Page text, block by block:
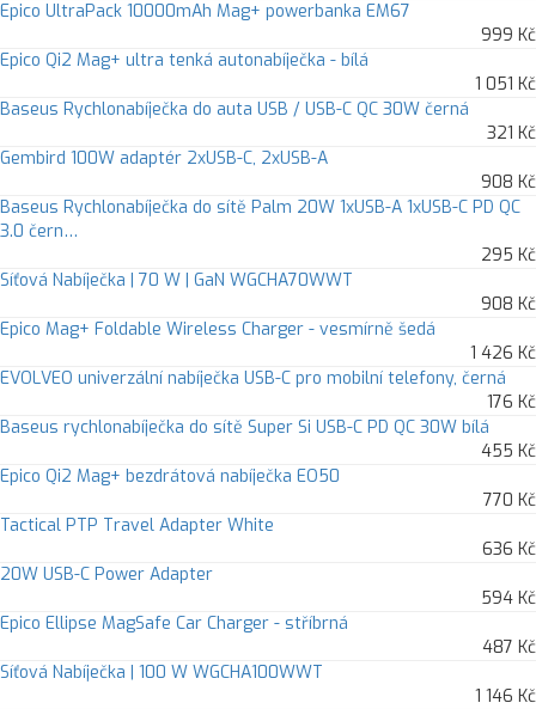
Epico UltraPack 10000mAh Mag+ powerbanka EM67
999 Kč
Epico Qi2 Mag+ ultra tenká autonabíječka - bílá
1 051 Kč
Baseus Rychlonabíječka do auta USB / USB-C QC 30W černá
321 Kč
Gembird 100W adaptér 2xUSB-C, 2xUSB-A
908 Kč
Baseus Rychlonabíječka do sítě Palm 20W 1xUSB-A 1xUSB-C PD QC
3.0 čern…
295 Kč
Síťová Nabíječka | 70 W | GaN WGCHA70WWT
908 Kč
Epico Mag+ Foldable Wireless Charger - vesmírně šedá
1 426 Kč
EVOLVEO univerzální nabíječka USB-C pro mobilní telefony, černá
176 Kč
Baseus rychlonabíječka do sítě Super Si USB-C PD QC 30W bílá
455 Kč
Epico Qi2 Mag+ bezdrátová nabíječka EO50
770 Kč
Tactical PTP Travel Adapter White
636 Kč
20W USB-C Power Adapter
594 Kč
Epico Ellipse MagSafe Car Charger - stříbrná
487 Kč
Síťová Nabíječka | 100 W WGCHA100WWT
1 146 Kč